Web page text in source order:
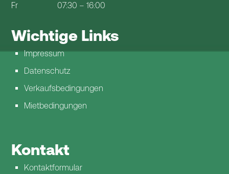
Fr
07:30 – 16:00
Wichtige Links
Impressum
Datenschutz
Verkaufsbedingungen
Mietbedingungen
Kontakt
Kontaktformular